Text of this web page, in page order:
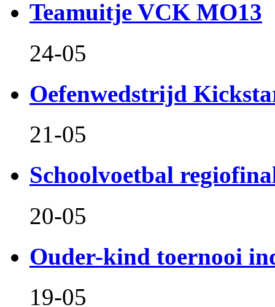
Teamuitje VCK MO13
24-05
Oefenwedstrijd
21-05
Schoolvoetbal
20-05
Ouder-kind toernooi
19-05